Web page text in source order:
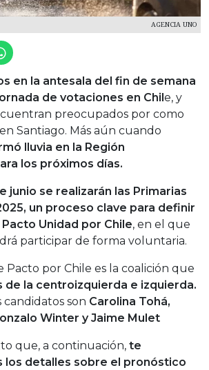
AGENCIA UNO
en la antesala del fin de semana
de votaciones en Chil e, y
preocupados por como
Santiago. Más aún cuando
lluvia en la Región
los próximos días.
junio se realizarán las Primarias
un proceso clave para definir
Unidad por Chile, en el que
participar de forma voluntaria.
Pacto por Chile es la coalición que
de la centroizquierda e izquierda.
candidatos son Carolina Tohá,
Winter y Jaime Mulet
que, a continuación, te
los detalles sobre el pronóstico